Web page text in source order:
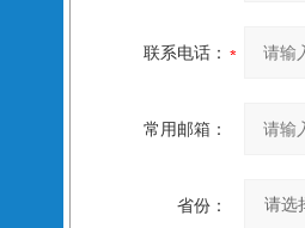
联系电话：
常用邮箱：
省份：